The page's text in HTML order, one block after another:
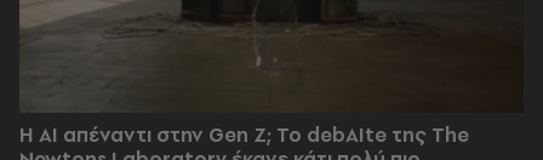
Η AI απέναντι στην Gen Z; Το debAIte της The